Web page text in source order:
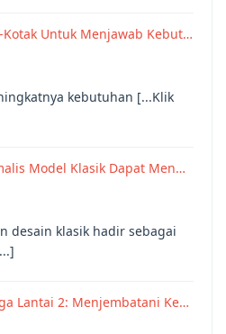
Kotak Untuk Menjawab Kebut…
kebutuhan [...Klik
Model Klasik Dapat Men…
desain klasik hadir sebagai
Lantai 2: Menjembatani Ke…